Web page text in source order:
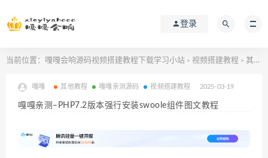
登录
当前位置： 嘎嘎会响源码视频搭建教程下载学习小站 > 视频搭建教程 > 其他教程
嘎嘎 其他教程 嘎嘎亲测源码 视频搭建教程 2025-03-19
嘎嘎亲测–PHP7.2版本强行安装swoole组件图文教程